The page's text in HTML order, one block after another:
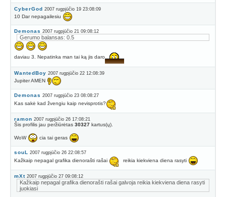
CyberGod 2007 rugpjūčio 19 23:08:09
10 Dar nepagailesiu
Demonas 2007 rugpjūčio 21 09:08:12
Gerumo balansas: 0.5
daviau 3. Nepatinka man tai ką jis daro
WantedBoy 2007 rugpjūčio 22 12:08:39
Jupiter AMEN
Demonas 2007 rugpjūčio 23 08:08:27
Kas sakė kad žvengiu kaip nevisprotis?
ramon 2007 rugpjūčio 26 17:08:21
Šis profilis jau peržiūrėtas 30327kartus(ų).
WoW cia tai geras
souL 2007 rugpjūčio 26 22:08:57
Kažkaip nepagal grafika dienorašti rašai reikia kiekviena diena rasyti
mXt 2007 rugpjūčio 27 09:08:12
Kažkaip nepagal grafika dienorašti rašai galvoja reikia kiekviena diena rasyti
juokiasi